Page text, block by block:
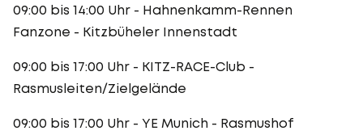
09:00 bis 14:00 Uhr - Hahnenkamm-Rennen
Fanzone - Kitzbüheler Innenstadt
09:00 bis 17:00 Uhr - KITZ-RACE-Club -
Rasmusleiten/Zielgelände
09:00 bis 17:00 Uhr - YE Munich - Rasmushof